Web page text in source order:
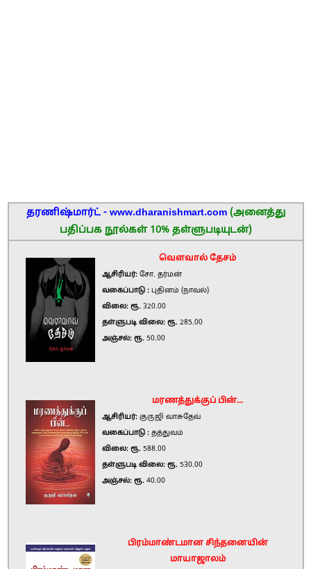
தரணிஷ்மார்ட் - www.dharanishmart.com (அனைத்து
பதிப்பக நூல்கள் 10% தள்ளுபடியுடன்)
வௌவால் தேசம்
ஆசிரியர்: சோ. தர்மன்
வகைப்பாடு : புதினம் (நாவல்)
விலை: ரூ. 320.00
தள்ளுபடி விலை: ரூ. 285.00
அஞ்சல்: ரூ. 50.00
மரணத்துக்குப் பின்...
ஆசிரியர்: குருஜி வாசுதேவ்
வகைப்பாடு : தத்துவம்
விலை: ரூ. 588.00
தள்ளுபடி விலை: ரூ. 530.00
அஞ்சல்: ரூ. 40.00
பிரம்மாண்டமான சிந்தனையின்
மாயாஜாலம்